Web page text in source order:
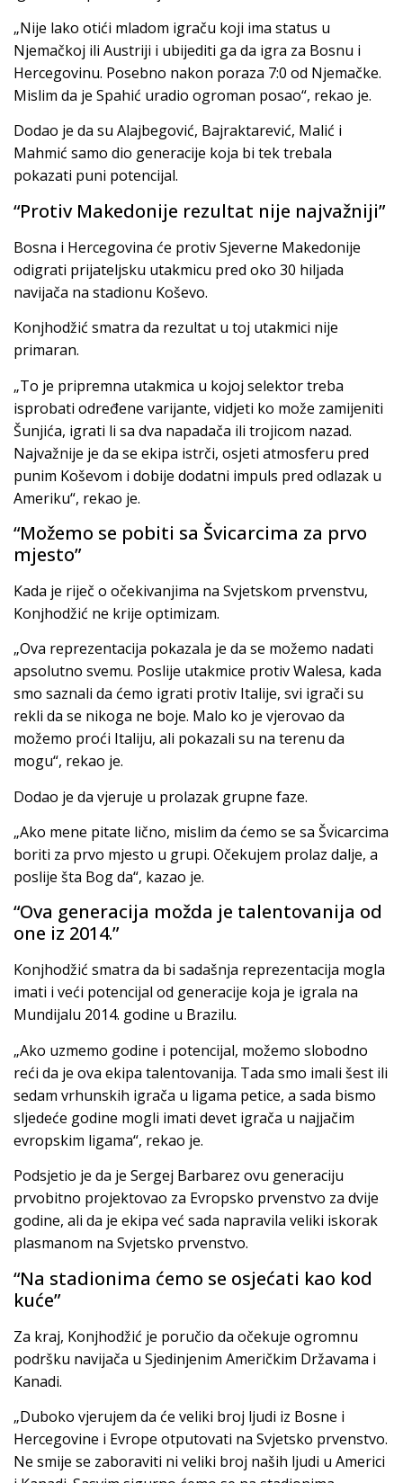
„Nije lako otići mladom igraču koji ima status u
Njemačkoj ili Austriji i ubijediti ga da igra za Bosnu i
Hercegovinu. Posebno nakon poraza 7:0 od Njemačke.
Mislim da je Spahić uradio ogroman posao“, rekao je.
Dodao je da su Alajbegović, Bajraktarević, Malić i
Mahmić samo dio generacije koja bi tek trebala
pokazati puni potencijal.
“Protiv Makedonije rezultat nije najvažniji”
Bosna i Hercegovina će protiv Sjeverne Makedonije
odigrati prijateljsku utakmicu pred oko 30 hiljada
navijača na stadionu Koševo.
Konjhodžić smatra da rezultat u toj utakmici nije
primaran.
„To je pripremna utakmica u kojoj selektor treba
isprobati određene varijante, vidjeti ko može zamijeniti
Šunjića, igrati li sa dva napadača ili trojicom nazad.
Najvažnije je da se ekipa istrči, osjeti atmosferu pred
punim Koševom i dobije dodatni impuls pred odlazak u
Ameriku“, rekao je.
“Možemo se pobiti sa Švicarcima za prvo
mjesto”
Kada je riječ o očekivanjima na Svjetskom prvenstvu,
Konjhodžić ne krije optimizam.
„Ova reprezentacija pokazala je da se možemo nadati
apsolutno svemu. Poslije utakmice protiv Walesa, kada
smo saznali da ćemo igrati protiv Italije, svi igrači su
rekli da se nikoga ne boje. Malo ko je vjerovao da
možemo proći Italiju, ali pokazali su na terenu da
mogu“, rekao je.
Dodao je da vjeruje u prolazak grupne faze.
„Ako mene pitate lično, mislim da ćemo se sa Švicarcima
boriti za prvo mjesto u grupi. Očekujem prolaz dalje, a
poslije šta Bog da“, kazao je.
“Ova generacija možda je talentovanija od
one iz 2014.”
Konjhodžić smatra da bi sadašnja reprezentacija mogla
imati i veći potencijal od generacije koja je igrala na
Mundijalu 2014. godine u Brazilu.
„Ako uzmemo godine i potencijal, možemo slobodno
reći da je ova ekipa talentovanija. Tada smo imali šest ili
sedam vrhunskih igrača u ligama petice, a sada bismo
sljedeće godine mogli imati devet igrača u najjačim
evropskim ligama“, rekao je.
Podsjetio je da je Sergej Barbarez ovu generaciju
prvobitno projektovao za Evropsko prvenstvo za dvije
godine, ali da je ekipa već sada napravila veliki iskorak
plasmanom na Svjetsko prvenstvo.
“Na stadionima ćemo se osjećati kao kod
kuće”
Za kraj, Konjhodžić je poručio da očekuje ogromnu
podršku navijača u Sjedinjenim Američkim Državama i
Kanadi.
„Duboko vjerujem da će veliki broj ljudi iz Bosne i
Hercegovine i Evrope otputovati na Svjetsko prvenstvo.
Ne smije se zaboraviti ni veliki broj naših ljudi u Americi